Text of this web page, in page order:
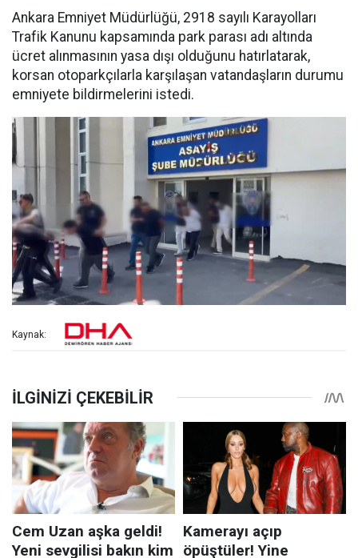
Ankara Emniyet Müdürlüğü, 2918 sayılı Karayolları
Trafik Kanunu kapsamında park parası adı altında
ücret alınmasının yasa dışı olduğunu hatırlatarak,
korsan otoparkçılarla karşılaşan vatandaşların durumu
emniyete bildirmelerini istedi.
Kaynak: